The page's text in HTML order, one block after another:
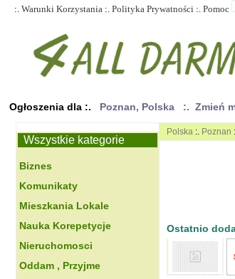
:. Warunki Korzystania :. Polityka Prywatności :. Pomoc
Ogłoszenia dla :. Poznan, Polska :. Zmień
Wszystkie kategorie
Biznes
Komunikaty
Mieszkania Lokale
Nauka Korepetycje
Nieruchomosci
Oddam , Przyjme
Polska :. Poznan
Ostatnio